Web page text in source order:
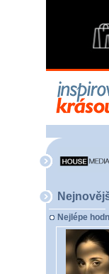
Nejlépe